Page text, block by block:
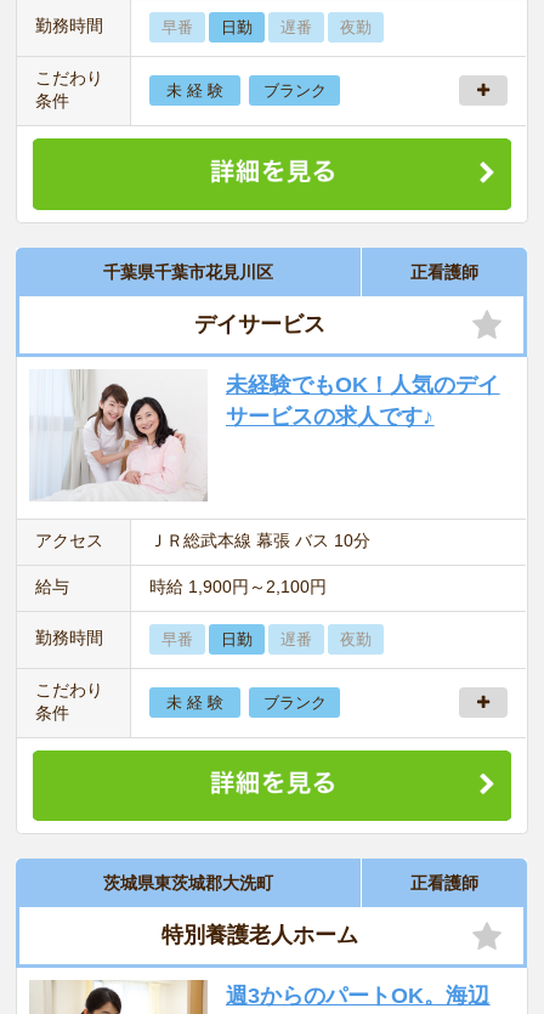
勤務時間 早番 日勤 遅番 夜勤
こだわり
条件
未 経 験 ブランク
千葉県千葉市花見川区 正看護師
デイサービス
未経験でもOK！人気のデイ
サービスの求人です♪
アクセス ＪＲ総武本線 幕張 バス 10分
給与 時給 1,900円～2,100円
勤務時間 早番 日勤 遅番 夜勤
こだわり
条件
未 経 験 ブランク
茨城県東茨城郡大洗町 正看護師
特別養護老人ホーム
週3からのパートOK。海辺